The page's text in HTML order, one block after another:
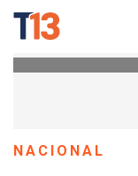
NACIONAL